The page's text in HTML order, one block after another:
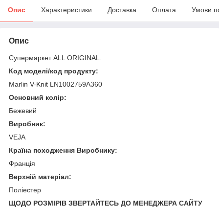
Опис Характеристики Доставка Оплата Умови
Опис
Супермаркет ALL ORIGINAL.
Код моделі/код продукту:
Marlin V-Knit LN1002759A360
Основний колір:
Бежевий
Виробник:
VEJA
Країна походження Виробнику:
Франція
Верхній матеріал:
Поліестер
ЩОДО РОЗМІРІВ ЗВЕРТАЙТЕСЬ ДО МЕНЕДЖЕРА САЙТУ